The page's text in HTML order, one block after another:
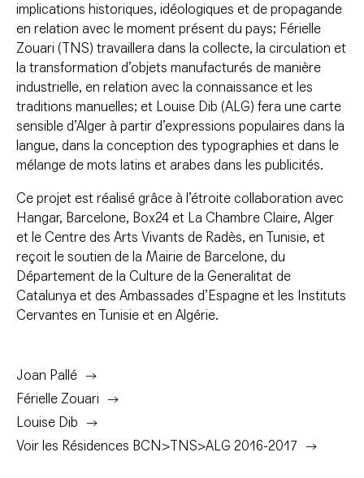
implications historiques, idéologiques et de propagande
en relation avec le moment présent du pays; Férielle
Zouari (TNS) travaillera dans la collecte, la circulation et
la transformation d’objets manufacturés de manière
industrielle, en relation avec la connaissance et les
traditions manuelles; et Louise Dib (ALG) fera une carte
sensible d’Alger à partir d’expressions populaires dans la
langue, dans la conception des typographies et dans le
mélange de mots latins et arabes dans les publicités.
Ce projet est réalisé grâce à l’étroite collaboration avec
Hangar, Barcelone, Box24 et La Chambre Claire, Alger
et le Centre des Arts Vivants de Radès, en Tunisie, et
reçoit le soutien de la Mairie de Barcelone, du
Département de la Culture de la Generalitat de
Catalunya et des Ambassades d’Espagne et les Instituts
Cervantes en Tunisie et en Algérie.
Joan Pallé
Férielle Zouari
Louise Dib
Voir les Résidences BCN>TNS>ALG 2016-2017